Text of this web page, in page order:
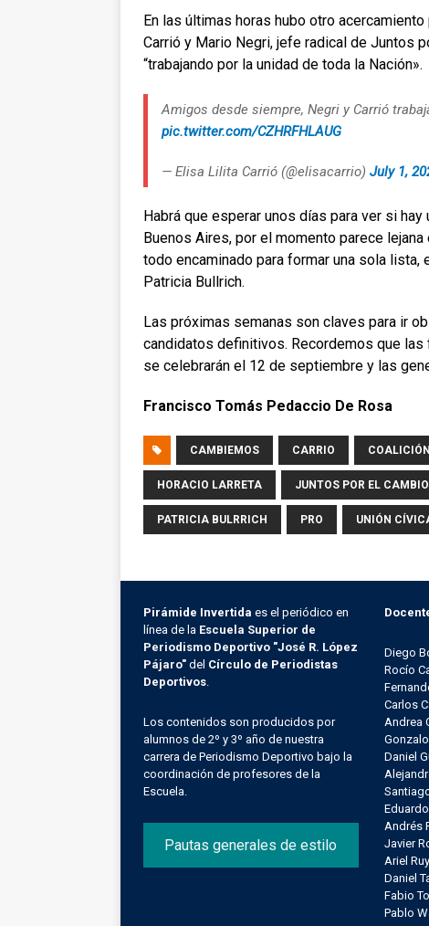
En las últimas horas hubo otro
Carrió y Mario Negri, jefe radical de Juntos
“trabajando por la unidad de toda la Nación».
Amigos desde siempre, Negri y Carrió
pic.twitter.com/CZHRFHLAUG
— Elisa Lilita Carrió (@elisacarrio) July 1,
Habrá que esperar unos días para ver si
Buenos Aires, por el momento parece
todo encaminado para formar una sola lista,
Patricia Bullrich.
Las próximas semanas son claves para ir
candidatos definitivos. Recordemos que
se celebrarán el 12 de septiembre y las
Francisco Tomás Pedaccio De Rosa
CAMBIEMOS CARRIO
HORACIO LARRETA JUNTOS POR EL CAMBIO
PATRICIA BULRRICH PRO UNIÓN
Pirámide Invertida es el periódico en
línea de la Escuela Superior de
Periodismo Deportivo "José R. López
Pájaro" del Círculo de Periodistas
Deportivos.
Los contenidos son producidos por
alumnos de 2º y 3º año de nuestra
carrera de Periodismo Deportivo bajo la
coordinación de profesores de la
Escuela.
Pautas generales de estilo
Diego
Rocío
Carlos
Andrea
Daniel
Andrés
Javier
Ariel
Daniel
Fabio
Pablo